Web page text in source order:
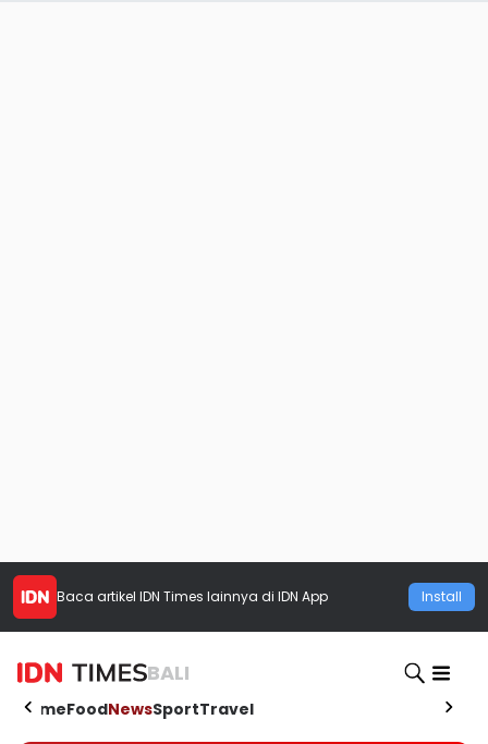
Baca artikel IDN Times lainnya di IDN App Install
BALI
HomeFoodNewsSportTravel